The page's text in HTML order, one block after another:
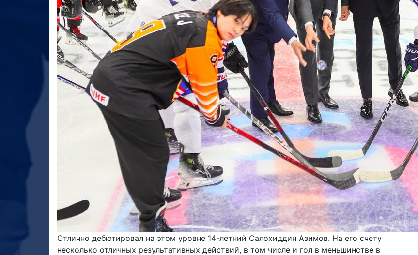
Отлично дебютировал на этом уровне 14-летний Салохиддин Азимов. На его счету
несколько отличных результативных действий, в том числе и гол в меньшинстве в